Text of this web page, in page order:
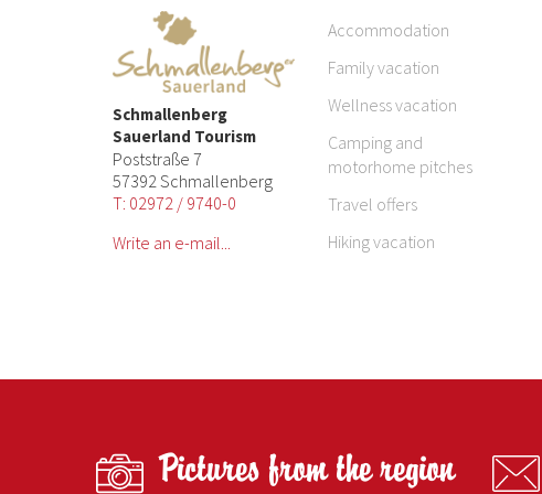
Schmallenberg
Sauerland Tourism
Poststraße 7
57392 Schmallenberg
T: 02972 / 9740-0
Write an e-mail...
Accommodation
Family vacation
Wellness vacation
Camping and
motorhome pitches
Travel offers
Hiking vacation
Pictures from the region